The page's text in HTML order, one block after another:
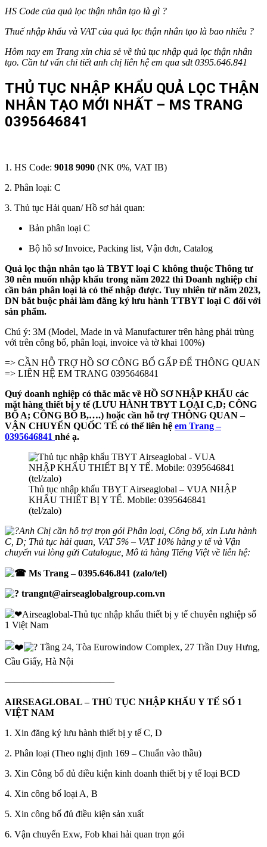
HS Code của quả lọc thận nhân tạo là gì ?
Thuế nhập khẩu và VAT của quả lọc thận nhân tạo là bao nhiêu ?
Hôm nay em Trang xin chia sẻ về thủ tục nhập quả lọc thận nhân
tạo. Cần tư vấn chi tiết anh chị liên hệ em qua sđt 0395.646.841
THỦ TỤC NHẬP KHẨU QUẢ LỌC THẬN
NHÂN TẠO MỚI NHẤT – MS TRANG
0395646841
1. HS Code: 9018 9090 (NK 0%, VAT IB)
2. Phân loại: C
3. Thủ tục Hải quan/ Hồ sơ hải quan:
Bản phân loại C
Bộ hồ sơ Invoice, Packing list, Vận đơn, Catalog
Quả lọc thận nhân tạo là TBYT loại C không thuộc Thông tư
30 nên muốn nhập khẩu trong năm 2022 thì Doanh nghiệp chỉ
cần bản phân loại là có thể nhập được. Tuy nhiên từ năm 2023,
DN bắt buộc phải làm đăng ký lưu hành TTBYT loại C đối với
sản phẩm.
Chú ý: 3M (Model, Made in và Manufacturer trên hàng phải trùng
với trên công bố, phân loại, invoice và tờ khai 100%)
=> CẦN HỖ TRỢ HỒ SƠ CÔNG BỐ GẤP ĐỂ THÔNG QUAN
=> LIÊN HỆ EM TRANG 0395646841
Quý doanh nghiệp có thắc mắc về HỒ SƠ NHẬP KHẨU các
mặt hàng thiết bị y tế (LƯU HÀNH TBYT LOẠI C,D; CÔNG
BỐ A; CÔNG BỐ B,….) hoặc cần hỗ trợ THÔNG QUAN –
VẬN CHUYỂN QUỐC TẾ có thể liên hệ em Trang –
0395646841 nhé ạ.
Thủ tục nhập khẩu TBYT Airseaglobal – VUA NHẬP
KHẨU THIẾT BỊ Y TẾ. Mobile: 0395646841
(tel/zalo)
Anh Chị cần hỗ trợ trọn gói Phân loại, Công bố, xin Lưu hành
C, D; Thủ tục hải quan, VAT 5% – VAT 10% hàng y tế và Vận
chuyển vui lòng gửi Catalogue, Mô tả hàng Tiếng Việt về liên hệ:
Ms Trang – 0395.646.841 (zalo/tel)
trangnt@airseaglobalgroup.com.vn
Airseaglobal-Thủ tục nhập khẩu thiết bị y tế chuyên nghiệp số
1 Việt Nam
Tầng 24, Tòa Eurowindow Complex, 27 Trần Duy Hưng,
Cầu Giấy, Hà Nội
———————————–
AIRSEAGLOBAL – THỦ TỤC NHẬP KHẨU Y TẾ SỐ 1
VIỆT NAM
1. Xin đăng ký lưu hành thiết bị y tế C, D
2. Phân loại (Theo nghị định 169 – Chuẩn vào thầu)
3. Xin Công bố đủ điều kiện kinh doanh thiết bị y tế loại BCD
4. Xin công bố loại A, B
5. Xin công bố đủ điều kiện sản xuất
6. Vận chuyển Exw, Fob khai hải quan trọn gói